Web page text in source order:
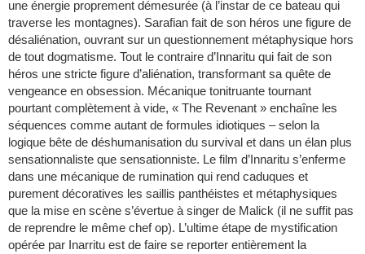
une énergie proprement démesurée (à l’instar de ce bateau qui
traverse les montagnes). Sarafian fait de son héros une figure de
désaliénation, ouvrant sur un questionnement métaphysique hors
de tout dogmatisme. Tout le contraire d’Innaritu qui fait de son
héros une stricte figure d’aliénation, transformant sa quête de
vengeance en obsession. Mécanique tonitruante tournant
pourtant complètement à vide, « The Revenant » enchaîne les
séquences comme autant de formules idiotiques – selon la
logique bête de déshumanisation du survival et dans un élan plus
sensationnaliste que sensationniste. Le film d’Innaritu s’enferme
dans une mécanique de rumination qui rend caduques et
purement décoratives les saillis panthéistes et métaphysiques
que la mise en scène s’évertue à singer de Malick (il ne suffit pas
de reprendre le même chef op). L’ultime étape de mystification
opérée par Inarritu est de faire se reporter entièrement la